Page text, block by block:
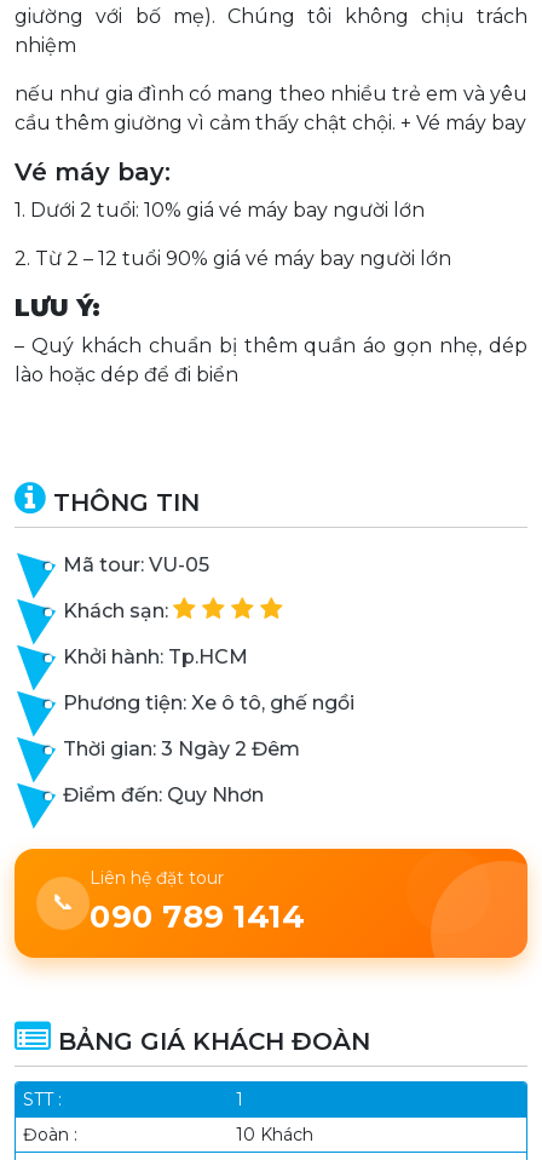
giường với bố mẹ). Chúng tôi không chịu trách
nhiệm
nếu như gia đình có mang theo nhiều trẻ em và yêu
cầu thêm giường vì cảm thấy chật chội. + Vé máy bay
Vé máy bay:
1. Dưới 2 tuổi: 10% giá vé máy bay người lớn
2. Từ 2 – 12 tuổi 90% giá vé máy bay người lớn
LƯU Ý:
– Quý khách chuẩn bị thêm quần áo gọn nhẹ, dép
lào hoặc dép để đi biển
THÔNG TIN
Mã tour: VU-05
Khách sạn:
Khởi hành: Tp.HCM
Phương tiện: Xe ô tô, ghế ngồi
Thời gian: 3 Ngày 2 Đêm
Điểm đến: Quy Nhơn
📞
Liên hệ đặt tour
090 789 1414
BẢNG GIÁ KHÁCH ĐOÀN
1
10 Khách